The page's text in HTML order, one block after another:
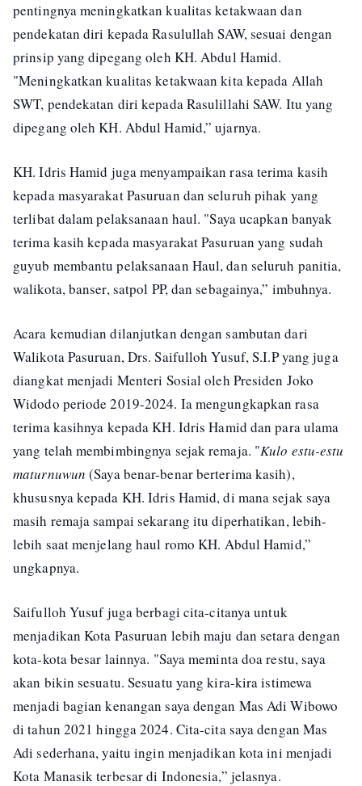
pentingnya meningkatkan kualitas ketakwaan dan
pendekatan diri kepada Rasulullah SAW, sesuai dengan
prinsip yang dipegang oleh KH. Abdul Hamid.
"Meningkatkan kualitas ketakwaan kita kepada Allah
SWT, pendekatan diri kepada Rasulillahi SAW. Itu yang
dipegang oleh KH. Abdul Hamid,” ujarnya.
KH. Idris Hamid juga menyampaikan rasa terima kasih
kepada masyarakat Pasuruan dan seluruh pihak yang
terlibat dalam pelaksanaan haul. "Saya ucapkan banyak
terima kasih kepada masyarakat Pasuruan yang sudah
guyub membantu pelaksanaan Haul, dan seluruh panitia,
walikota, banser, satpol PP, dan sebagainya,” imbuhnya.
Acara kemudian dilanjutkan dengan sambutan dari
Walikota Pasuruan, Drs. Saifulloh Yusuf, S.I.P yang juga
diangkat menjadi Menteri Sosial oleh Presiden Joko
Widodo periode 2019-2024. Ia mengungkapkan rasa
terima kasihnya kepada KH. Idris Hamid dan para ulama
yang telah membimbingnya sejak remaja. "Kulo estu-estu
maturnuwun(Saya benar-benar berterima kasih),
khususnya kepada KH. Idris Hamid, di mana sejak saya
masih remaja sampai sekarang itu diperhatikan, lebih-
lebih saat menjelang haul romo KH. Abdul Hamid,”
ungkapnya.
Saifulloh Yusuf juga berbagi cita-citanya untuk
menjadikan Kota Pasuruan lebih maju dan setara dengan
kota-kota besar lainnya. "Saya meminta doa restu, saya
akan bikin sesuatu. Sesuatu yang kira-kira istimewa
menjadi bagian kenangan saya dengan Mas Adi Wibowo
di tahun 2021 hingga 2024. Cita-cita saya dengan Mas
Adi sederhana, yaitu ingin menjadikan kota ini menjadi
Kota Manasik terbesar di Indonesia,” jelasnya.